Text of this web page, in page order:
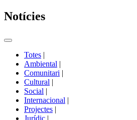
Notícies
Commutador
portals
Totes |
Ambiental |
Comunitari |
Cultural |
Social |
Internacional |
Projectes |
Jurídic |